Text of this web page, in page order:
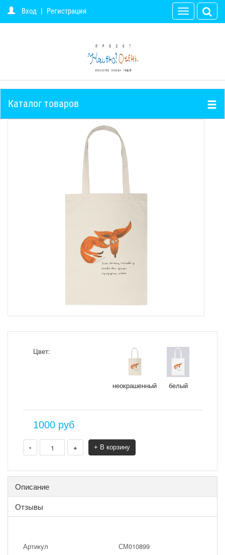
Вход | Регистрация
Toggle
navigation
Каталог товаров
Цвет:
неокрашенный белый
1000 руб
- + + В корзину
Описание
Отзывы
Артикул СМ010899